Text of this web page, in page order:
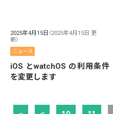
2025年4月15日 （2025年4月15日 更
新）
ニュース
iOS とwatchOS の利用条件
を変更します